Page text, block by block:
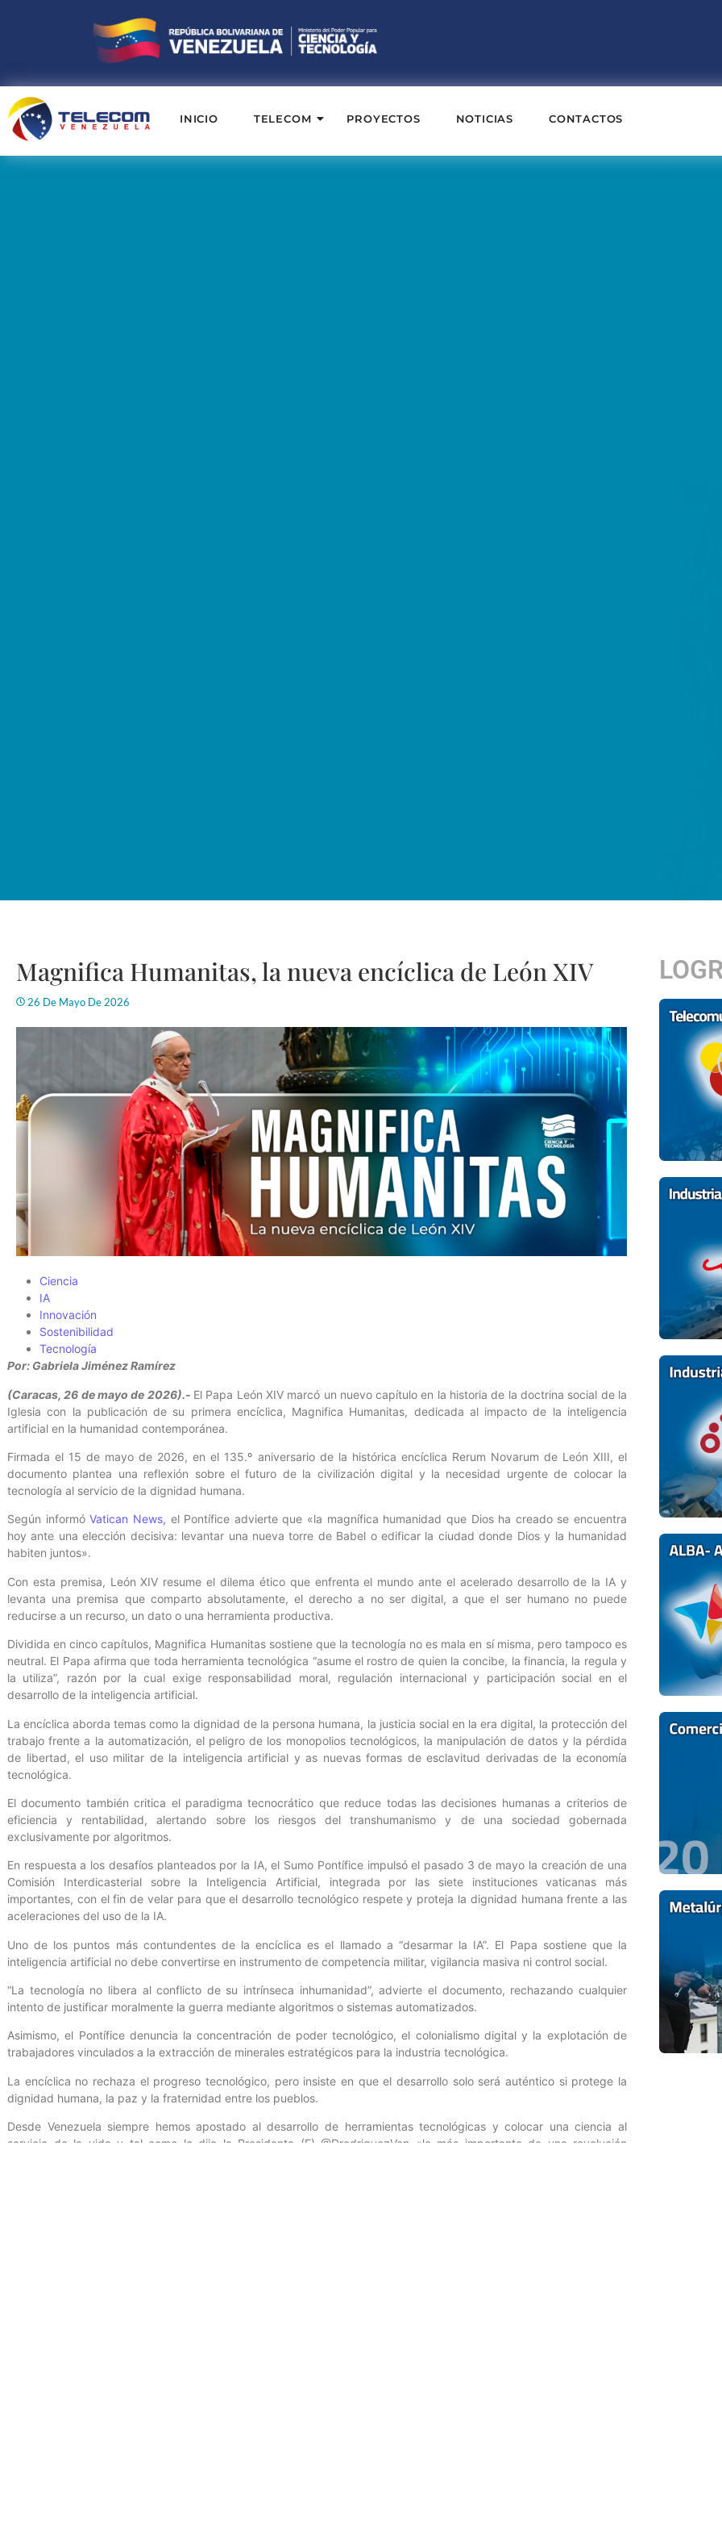
INICIO TELECOM PROYECTOS NOTICIAS CONTACTOS
Magnifica Humanitas, la nueva encíclica de León XIV
26 De Mayo De 2026
Ciencia
IA
Innovación
Sostenibilidad
Tecnología
Por: Gabriela Jiménez Ramírez
(Caracas, 26 de mayo de 2026).- El Papa León XIV marcó un nuevo capítulo en la historia de la doctrina social de la
Iglesia con la publicación de su primera encíclica, Magnifica Humanitas, dedicada al impacto de la inteligencia
artificial en la humanidad contemporánea.
Firmada el 15 de mayo de 2026, en el 135.º aniversario de la histórica encíclica Rerum Novarum de León XIII, el
documento plantea una reflexión sobre el futuro de la civilización digital y la necesidad urgente de colocar la
tecnología al servicio de la dignidad humana.
Según informóVatican News, el Pontífice advierte que «la magnífica humanidad que Dios ha creado se encuentra
hoy ante una elección decisiva: levantar una nueva torre de Babel o edificar la ciudad donde Dios y la humanidad
habiten juntos».
Con esta premisa, León XIV resume el dilema ético que enfrenta el mundo ante el acelerado desarrollo de la IA y
levanta una premisa que comparto absolutamente, el derecho a no ser digital, a que el ser humano no puede
reducirse a un recurso, un dato o una herramienta productiva.
Dividida en cinco capítulos, Magnifica Humanitas sostiene que la tecnología no es mala en sí misma, pero tampoco es
neutral. El Papa afirma que toda herramienta tecnológica “asume el rostro de quien la concibe, la financia, la regula y
la utiliza”, razón por la cual exige responsabilidad moral, regulación internacional y participación social en el
desarrollo de la inteligencia artificial.
La encíclica aborda temas como la dignidad de la persona humana, la justicia social en la era digital, la protección del
trabajo frente a la automatización, el peligro de los monopolios tecnológicos, la manipulación de datos y la pérdida
de libertad, el uso militar de la inteligencia artificial y as nuevas formas de esclavitud derivadas de la economía
tecnológica.
El documento también critica el paradigma tecnocrático que reduce todas las decisiones humanas a criterios de
eficiencia y rentabilidad, alertando sobre los riesgos del transhumanismo y de una sociedad gobernada
exclusivamente por algoritmos.
En respuesta a los desafíos planteados por la IA, el Sumo Pontífice impulsó el pasado 3 de mayo la creación de una
Comisión Interdicasterial sobre la Inteligencia Artificial, integrada por las siete instituciones vaticanas más
importantes, con el fin de velar para que el desarrollo tecnológico respete y proteja la dignidad humana frente a las
aceleraciones del uso de la IA.
Uno de los puntos más contundentes de la encíclica es el llamado a “desarmar la IA”. El Papa sostiene que la
inteligencia artificial no debe convertirse en instrumento de competencia militar, vigilancia masiva ni control social.
“La tecnología no libera al conflicto de su intrínseca inhumanidad”, advierte el documento, rechazando cualquier
intento de justificar moralmente la guerra mediante algoritmos o sistemas automatizados.
Asimismo, el Pontífice denuncia la concentración de poder tecnológico, el colonialismo digital y la explotación de
trabajadores vinculados a la extracción de minerales estratégicos para la industria tecnológica.
La encíclica no rechaza el progreso tecnológico, pero insiste en que el desarrollo solo será auténtico si protege la
dignidad humana, la paz y la fraternidad entre los pueblos.
Desde Venezuela siempre hemos apostado al desarrollo de herramientas tecnológicas y colocar una ciencia al
servicio de la vida y tal como lo dijo la Presidenta (E) @DrodriguezVen «lo más importante de una revolución